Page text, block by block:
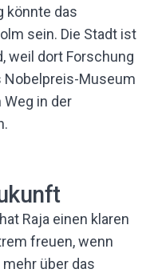
könnte das
sein. Die Stadt ist
weil dort Forschung
Nobelpreis-Museum
in der
Raja einen klaren
freuen, wenn
über das